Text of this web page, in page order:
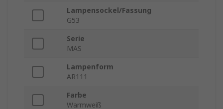
Lampensockel/Fassung
G53
Serie
MAS
Lampenform
AR111
Farbe
Warmweiß